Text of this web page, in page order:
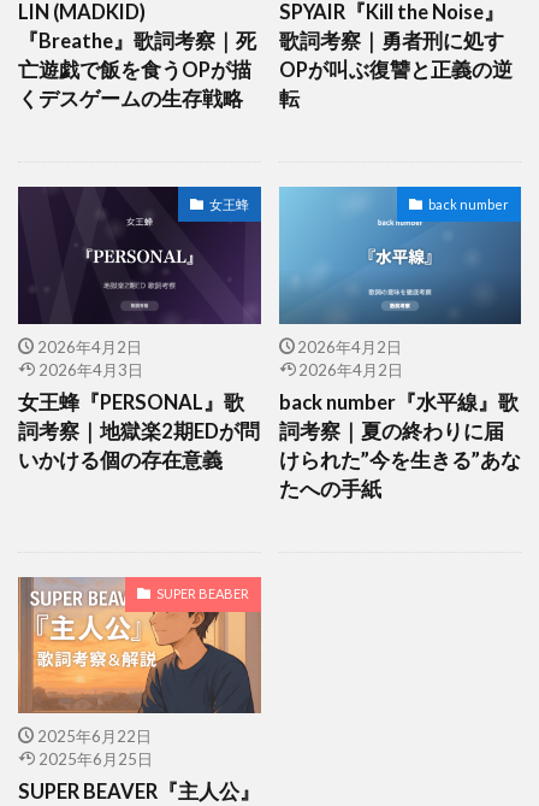
LIN (MADKID)
『Breathe』歌詞考察｜死
亡遊戯で飯を食うOPが描
くデスゲームの生存戦略
SPYAIR『Kill the Noise』
歌詞考察｜勇者刑に処す
OPが叫ぶ復讐と正義の逆
転
女王蜂
2026年4月2日
2026年4月3日
女王蜂『PERSONAL』歌
詞考察｜地獄楽2期EDが問
いかける個の存在意義
back number
2026年4月2日
2026年4月2日
back number『水平線』歌
詞考察｜夏の終わりに届
けられた”今を生きる”あな
たへの手紙
SUPER BEABER
2025年6月22日
2025年6月25日
SUPER BEAVER『主人公』